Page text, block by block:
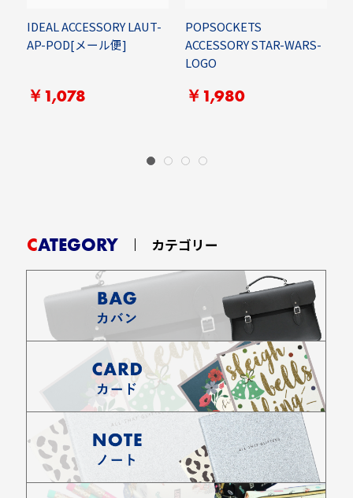
IDEAL ACCESSORY LAUT-
AP-POD[メール便]
￥1,078
POPSOCKETS
ACCESSORY STAR-WARS-
LOGO
￥1,980
CATEGORY カテゴリー